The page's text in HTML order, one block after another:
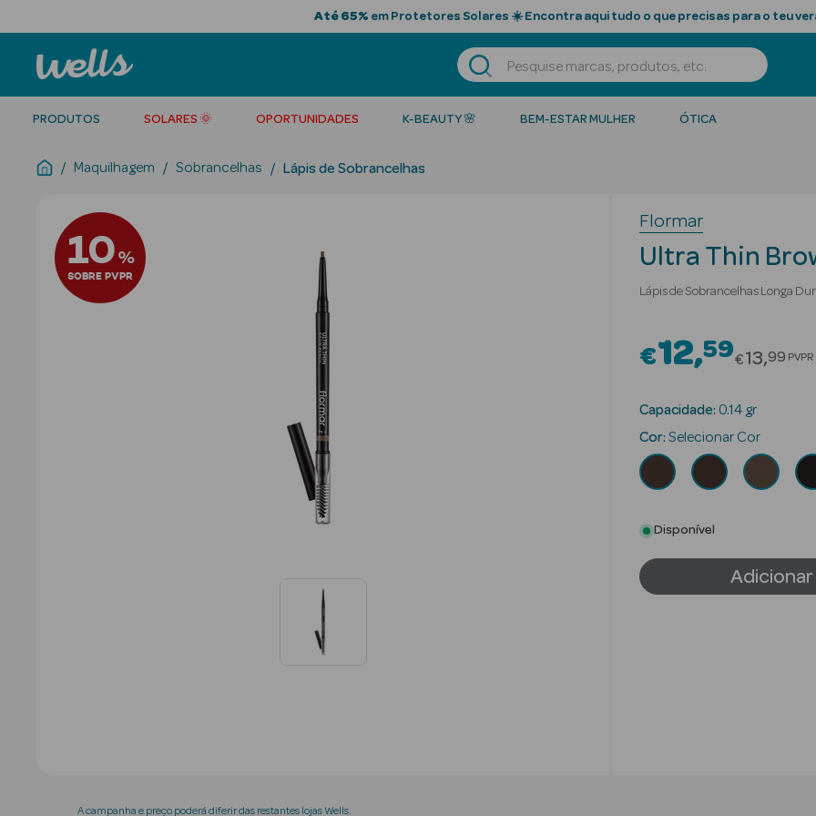
Até 65% em Protetores Solares ☀️ Encontra aqui tudo o que precisas para o teu
PRODUTOS SOLARES 🌞 OPORTUNIDADES K-BEAUTY 🌸 BEM-ESTAR MULHER ÓTICA
Maquilhagem Sobrancelhas Lápis de Sobrancelhas
10%
SOBRE PVPR
Flormar
Ultra Thin
Lápis de Sobrancelhas Longa
€12 59Price
€13 99 PVPR
Capacidade: 0.14 gr
Cor: Selecionar Cor
Disponível
Adicionar
A campanha e preço poderá diferir das restantes lojas Wells.